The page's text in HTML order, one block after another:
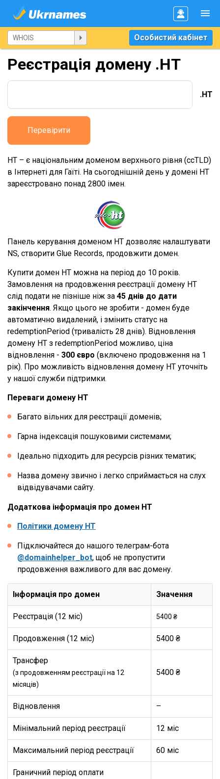
Особистий кабінет
Реєстрація домену .HT
.HT
Перевірити
HT – є національним доменом верхнього рівня (ccTLD)
в Інтернеті для Гаїті. На сьогоднішній день у домені HT
зареєстровано понад 2800 імен.
Панель керування доменом HT дозволяє налаштувати
NS, створити Glue Records, продовжити домен.
Купити домен HT можна на період до 10 років.
Замовлення на продовження реєстрації домену HT
слід подати не пізніше ніж за 45 днів до дати
закінчення. Якщо цього не зробити - домен буде
автоматично видалений, і змінить статус на
redemptionPeriod (тривалість 28 днів). Відновлення
домену HT з redemptionPeriod можливо, ціна
відновлення - 300 євро (включено продовження на 1
рік). Про можливість відновлення домену HT уточніть
у нашої служби підтримки.
Переваги домену HT
Багато вільних для реєстрації доменів;
Гарна індексація пошуковими системами;
Ідеально підходить для ресурсів різних тематик;
Назва домену звично і легко сприймається на слух
відвідувачами сайту.
Додаткова інформація про домен HT
Політики домену HT
Підключайтеся до нашого телеграм-бота
@domainhelper_bot, щоб не пропустити
продовження важливого для вас домену.
Інформація про домен Значення
Реєстрація (12 міс) 5400 ₴
Продовження (12 міс) 5400 ₴
Трансфер
(з продовженням реєстрації на 12
місяців)
5400 ₴
Відновлення –
Мінімальний період реєстрації 12 міс
Максимальний період реєстрації 60 міс
Граничний період оплати